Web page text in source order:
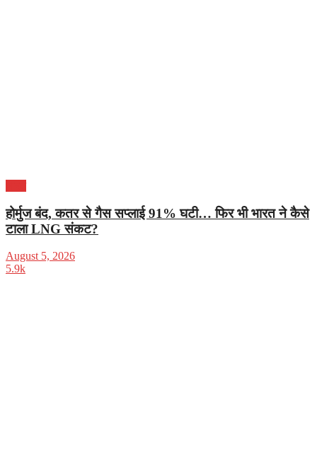
होर्मुज बंद, कतर से गैस सप्लाई 91% घटी… फिर भी भारत ने कैसे
टाला LNG संकट?
August 5, 2026
5.9k